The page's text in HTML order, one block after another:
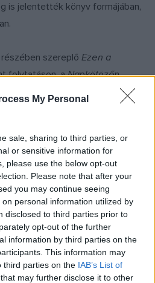
My Personal
sale, sharing to third parties, or
or sensitive information for
please use the below opt-out
Please note that after your
you may continue seeing
personal information utilized by
disclosed to third parties prior to
opt-out of the further
information by third parties on the
This information may
third parties on the IAB’s List of
that may further disclose it to other
is jelentették könyv formájában,
szereplő Ezen a
folytatáson, aNapkötözőn
szimbolikára
a posztrock mezsgyéin
műfajokba is belekóstoltak a
Tibor ezúttal is kérlelhetetlen
sorra elemzi a szerző Balla
az epizódokat